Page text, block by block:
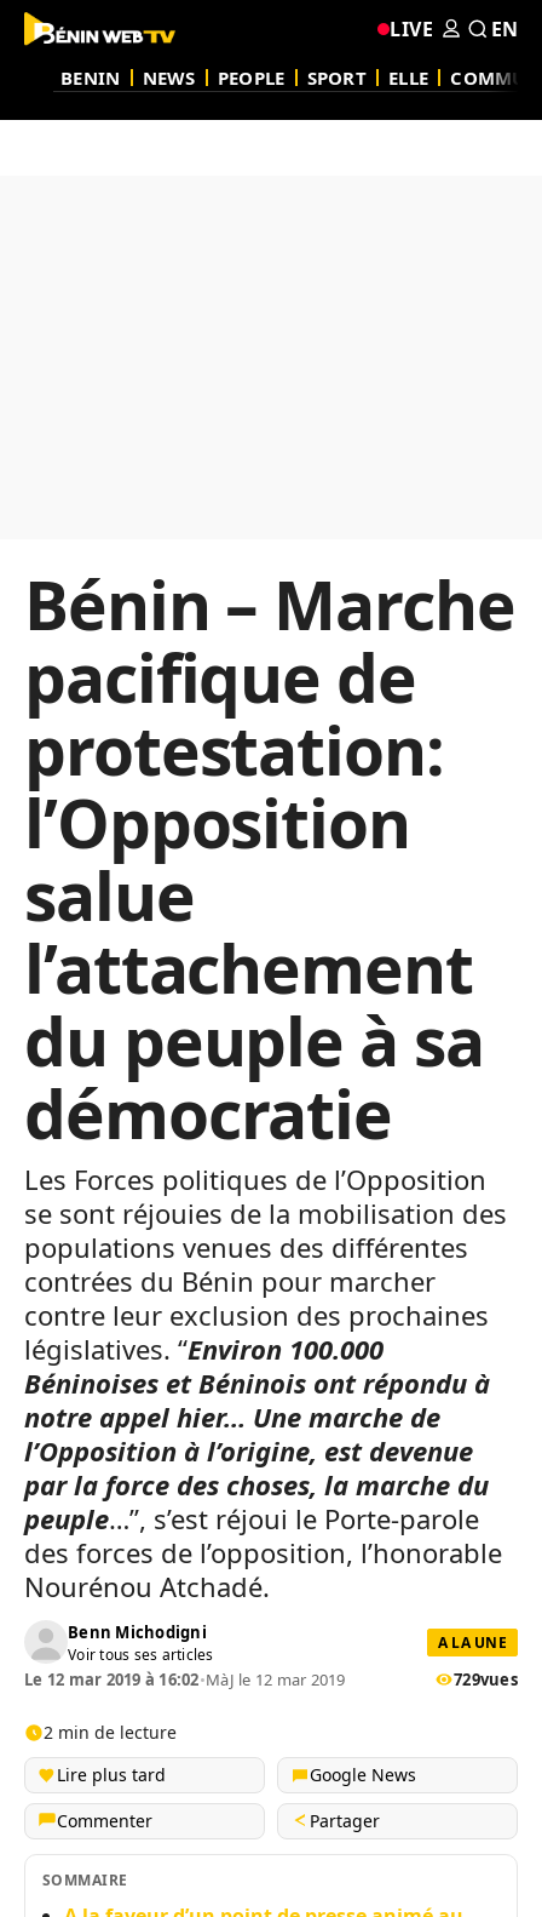
BENIN NEWS PEOPLE SPORT ELLE
LIVE EN
Bénin – Marche
pacifique de
protestation:
l’Opposition
salue
l’attachement
du peuple à sa
démocratie
Les Forces politiques de l’Opposition
se sont réjouies de la mobilisation des
populations venues des différentes
contrées du Bénin pour marcher
contre leur exclusion des prochaines
législatives. “Environ 100.000
Béninoises et Béninois ont répondu à
notre appel hier… Une marche de
l’Opposition à l’origine, est devenue
par la force des choses, la marche du
peuple…”, s’est réjoui le Porte-parole
des forces de l’opposition, l’honorable
Nourénou Atchadé.
Benn Michodigni
Voir tous ses articles
A LA UNE
Le 12 mar 2019 à 16:02•MàJ le 12 mar 2019 729vues
2 min de lecture
Lire plus tard
Google News
Commenter
Partager
SOMMAIRE